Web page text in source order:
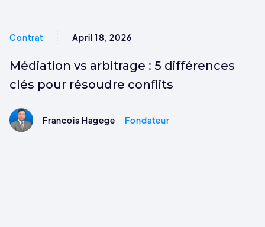
Contrat April 18, 2026
Médiation vs arbitrage : 5 différences
clés pour résoudre conflits
Francois Hagege Fondateur